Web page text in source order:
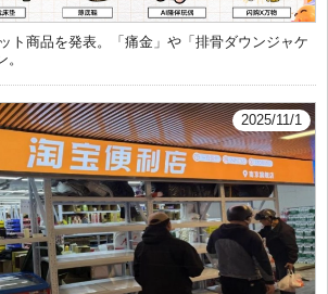
ト商品を発表。「痛金」や「排骨ダウンジャケ
2025/11/1